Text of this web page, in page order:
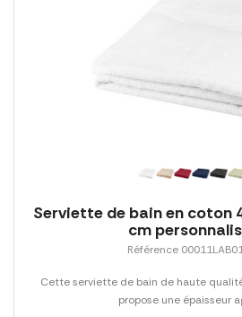
Serviette de bain en coton
cm
Référence
Cette serviette de bain de haute
propose une épaisseur